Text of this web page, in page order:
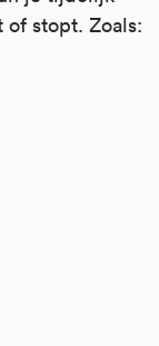
stopt. Zoals: